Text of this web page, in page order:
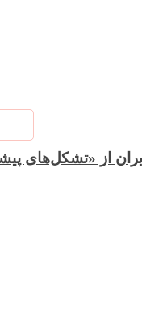
ایران از «تشکل‌های